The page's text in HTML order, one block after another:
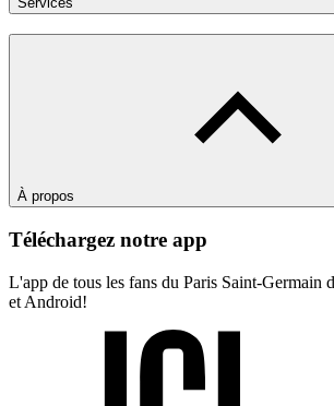
À propos
Téléchargez notre app
L'app de tous les fans du Paris Saint-Germain
et Android!